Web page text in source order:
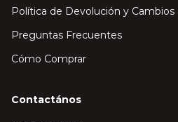
Política de Devolución y Cambios
Preguntas Frecuentes
Cómo Comprar
Contactános